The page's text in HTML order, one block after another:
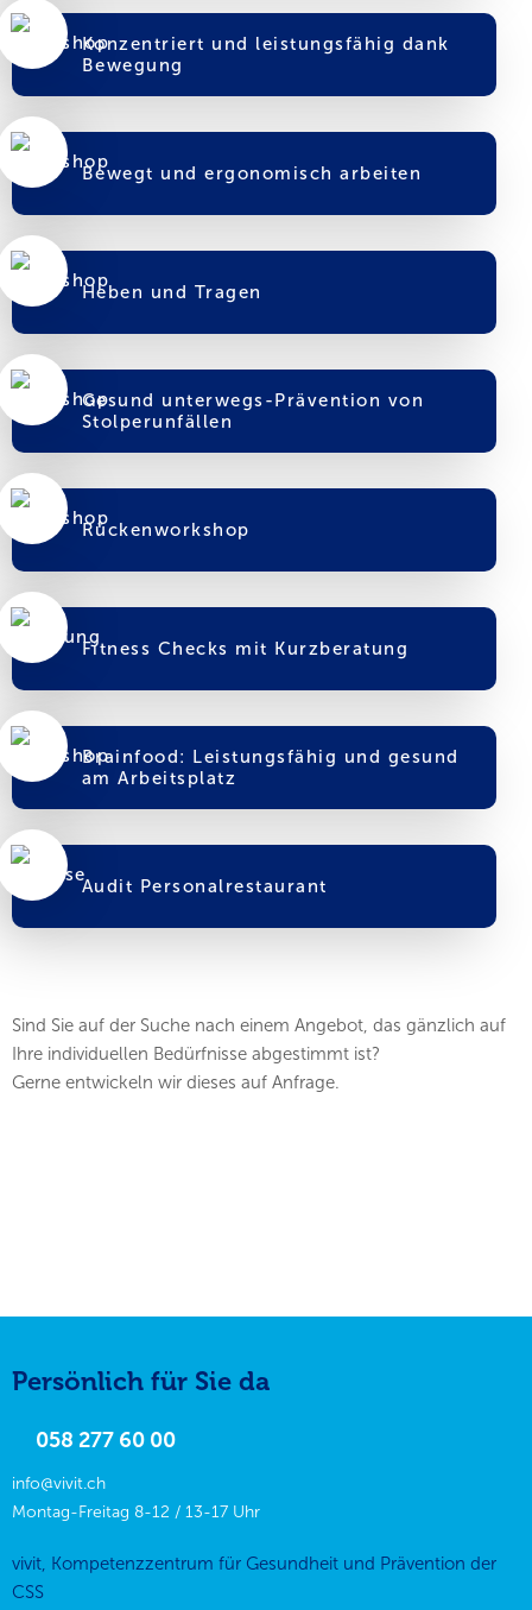
Konzentriert und leistungsfähig dank
Bewegung
Bewegt und ergonomisch arbeiten
Heben und Tragen
Gesund unterwegs-Prävention von
Stolperunfällen
Rückenworkshop
Fitness Checks mit Kurzberatung
Brainfood: Leistungsfähig und gesund
am Arbeitsplatz
Audit Personalrestaurant
Sind Sie auf der Suche nach einem Angebot, das gänzlich auf
Ihre individuellen Bedürfnisse abgestimmt ist?
Gerne entwickeln wir dieses auf Anfrage.
Persönlich für Sie da
058 277 60 00
info@vivit.ch
Montag-Freitag 8-12 / 13-17 Uhr
vivit, Kompetenzzentrum für Gesundheit und Prävention der
CSS